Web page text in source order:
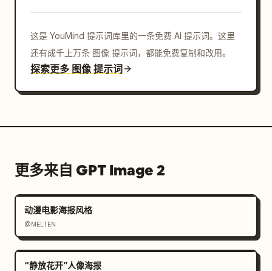
这是 YouMind 提示词库里的一条免费 AI 提示词。这里
还有成千上万条 图像 提示词，都能免费复制和改用。
探索更多 图像 提示词
更多来自 GPT Image 2
动漫电影海报风格
@MELTEN
“静放花开”人像海报